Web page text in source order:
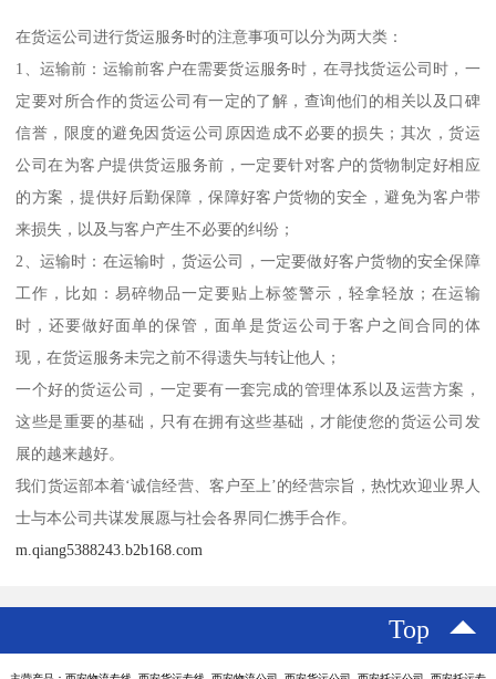
在货运公司进行货运服务时的注意事项可以分为两大类：
1、运输前：运输前客户在需要货运服务时，在寻找货运公司时，一
定要对所合作的货运公司有一定的了解，查询他们的相关以及口碑
信誉，限度的避免因货运公司原因造成不必要的损失；其次，货运
公司在为客户提供货运服务前，一定要针对客户的货物制定好相应
的方案，提供好后勤保障，保障好客户货物的安全，避免为客户带
来损失，以及与客户产生不必要的纠纷；
2、运输时：在运输时，货运公司，一定要做好客户货物的安全保障
工作，比如：易碎物品一定要贴上标签警示，轻拿轻放；在运输
时，还要做好面单的保管，面单是货运公司于客户之间合同的体
现，在货运服务未完之前不得遗失与转让他人；
一个好的货运公司，一定要有一套完成的管理体系以及运营方案，
这些是重要的基础，只有在拥有这些基础，才能使您的货运公司发
展的越来越好。
我们货运部本着‘诚信经营、客户至上’的经营宗旨，热忱欢迎业界人
士与本公司共谋发展愿与社会各界同仁携手合作。
m.qiang5388243.b2b168.com
Top